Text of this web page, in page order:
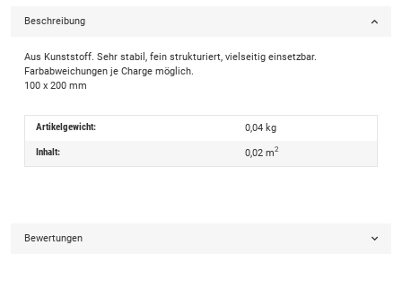
Beschreibung
Aus Kunststoff. Sehr stabil, fein strukturiert, vielseitig einsetzbar.
Farbabweichungen je Charge möglich.
100 x 200 mm
Artikelgewicht: 0,04 kg
Inhalt: 0,02 m2
Bewertungen